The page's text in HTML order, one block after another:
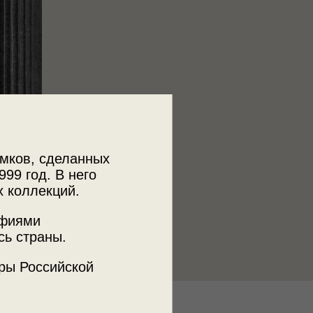
сделанных
год. В него
коллекций.
страны.
Российской